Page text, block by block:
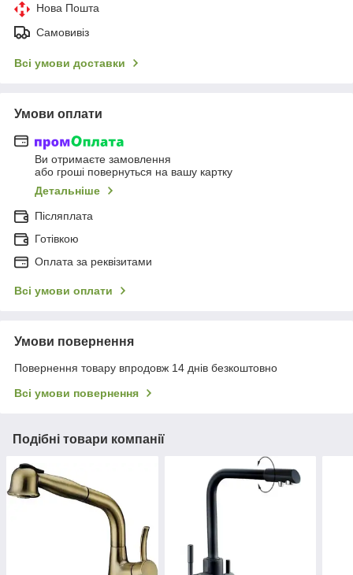
Нова Пошта
Самовивіз
Всі умови доставки
Умови оплати
Ви отримаєте замовлення
або гроші повернуться на вашу картку
Детальніше
Післяплата
Готівкою
Оплата за реквізитами
Всі умови оплати
Умови повернення
Повернення товару впродовж 14 днів безкоштовно
Всі умови повернення
Подібні товари компанії